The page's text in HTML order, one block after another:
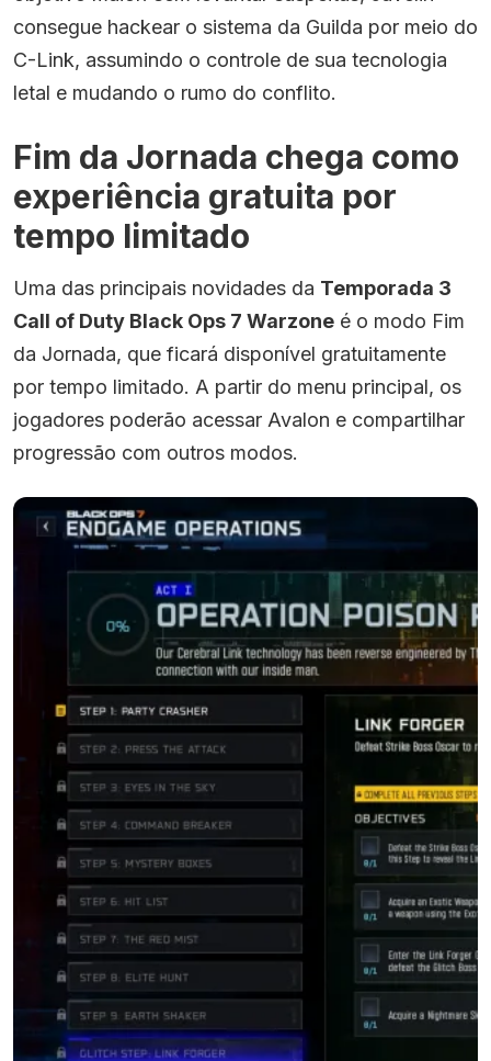
consegue hackear o sistema da Guilda por meio do
C-Link, assumindo o controle de sua tecnologia
letal e mudando o rumo do conflito.
Fim da Jornada chega como
experiência gratuita por
tempo limitado
Uma das principais novidades da Temporada 3
Call of Duty Black Ops 7 Warzone é o modo Fim
da Jornada, que ficará disponível gratuitamente
por tempo limitado. A partir do menu principal, os
jogadores poderão acessar Avalon e compartilhar
progressão com outros modos.